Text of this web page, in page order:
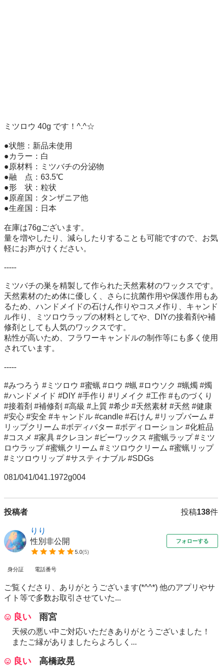
ミツロウ 40g です！^.^☆
●状態：新品未使用
●カラー：白
●原材料：ミツバチの分泌物
●融　点：63.5℃
●形　状：粒状
●原産国：タンザニア他
●生産国：日本
在庫は76gございます。
量を増やしたり、減らしたりすることも可能ですので、お気
軽にお声がけください。
-----
ミツバチの巣を精製して作られた天然素材のワックスです。
天然素材のため体に優しく、さらに抗菌作用や保護作用もあ
るため、ハンドメイドの石けん作りやコスメ作り、キャンド
ル作り、ミツロウラップの材料としてや、DIYの接着剤や補
修剤としても人気のワックスです。
粘性が高いため、フラワーキャンドルの制作等にも多く使用
されています。
-----
#みつろう #ミツロウ #蜜蝋 #ロウ #蝋 #ロウソク #蝋燭 #燭
#ハンドメイド #DIY #手作り #リメイク #工作 #ものづくり
#接着剤 #補修剤 #高級 #上質 #希少 #天然素材 #天然 #健康
#安心 #安全 #キャンドル #candle #石けん #リップバーム #
リップクリーム #ボディバター #ボディローション #化粧品
#コスメ #家具 #クレヨン #ビーワックス #蜜蝋ラップ #ミツ
ロウラップ #蜜蝋クリーム #ミツロウクリーム #蜜蝋リップ
#ミツロウリップ #サスティナブル #SDGs
081/041/041.1972g004
投稿者 投稿138件
りり
性別非公開
5.0(5)
フォローする
身分証 電話番号
ご覧くださり、ありがとうございます(*^^*) 他のアプリやサ
イト等で多数お取引させていた...
良い 雨宮
天候の悪い中ご対応いただきありがとうございました！
またご縁がありましたらよろしく...
良い 高橋政晃